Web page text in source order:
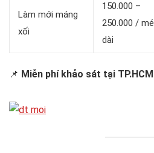
Làm mới máng
xối
150.000 –
250.000 /
dài
📌 Miễn phí khảo sát tại